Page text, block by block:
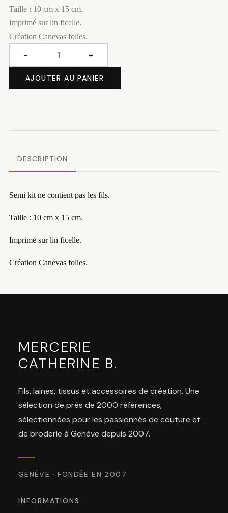
Taille : 10 cm x 15 cm.
Imprimé sur lin ficelle.
Création Canevas folies.
Brouette
− +
AJOUTER AU PANIER
DESCRIPTION
Semi kit ne contient pas les fils.
Taille : 10 cm x 15 cm.
Imprimé sur lin ficelle.
Création Canevas folies.
MERCERIE
CATHERINE B.
Fils, laines, tissus et accessoires de création. Une
sélection de près de 2000 références,
sélectionnées pour les passionnés de couture et
de broderie à Genève depuis 2007.
GENÈVE · FONDÉE EN 2007
INFORMATIONS